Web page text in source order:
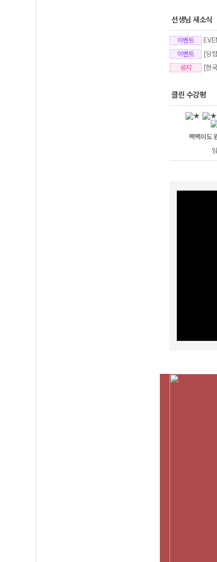
선생님 새소식
이벤트
이벤트
[당
공지
[한
클린 수강평
짹짹이도